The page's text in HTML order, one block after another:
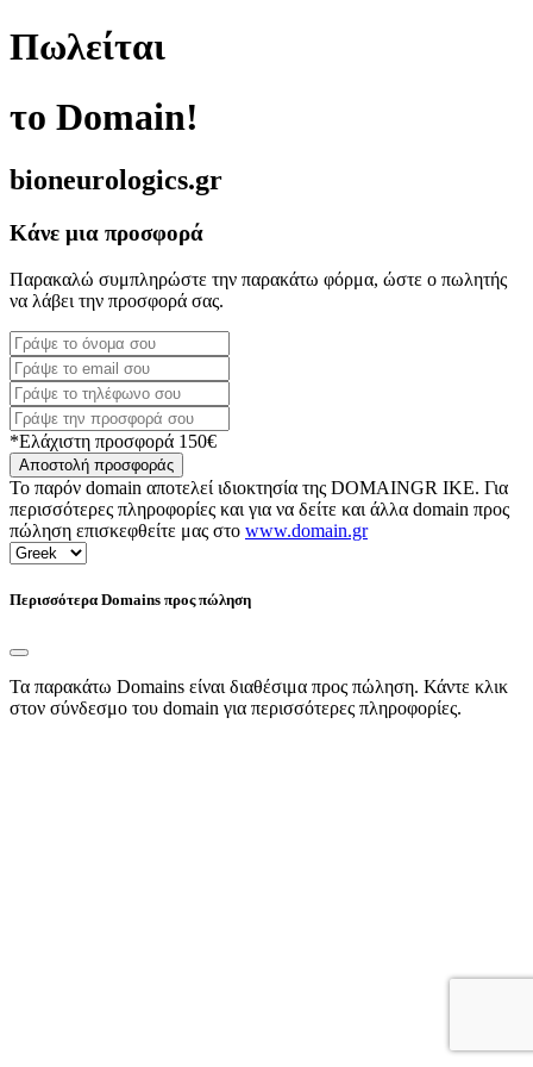
Πωλείται
το Domain!
bioneurologics.gr
Κάνε μια προσφορά
Παρακαλώ συμπληρώστε την παρακάτω φόρμα, ώστε ο πωλητής
να λάβει την προσφορά σας.
*Ελάχιστη προσφορά 150€
Αποστολή προσφοράς
Το παρόν domain αποτελεί ιδιοκτησία της DOMAINGR ΙΚΕ. Για
περισσότερες πληροφορίες και για να δείτε και άλλα domain προς
πώληση επισκεφθείτε μας στο www.domain.gr
Περισσότερα Domains προς πώληση
Τα παρακάτω Domains είναι διαθέσιμα προς πώληση. Κάντε κλικ
στον σύνδεσμο του domain για περισσότερες πληροφορίες.